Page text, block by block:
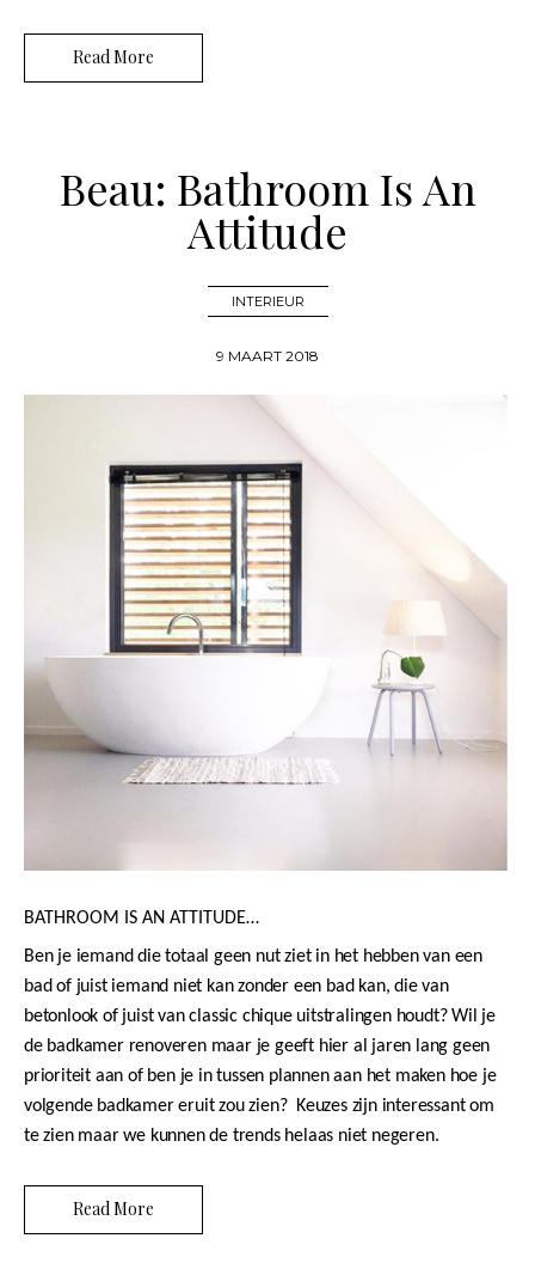
Read More
Beau: Bathroom Is An
Attitude
INTERIEUR
9 MAART 2018
BATHROOM IS AN ATTITUDE…
Ben je iemand die totaal geen nut ziet in het hebben van een
bad of juist iemand niet kan zonder een bad kan, die van
betonlook of juist van classic chique uitstralingen houdt? Wil je
de badkamer renoveren maar je geeft hier al jaren lang geen
prioriteit aan of ben je in tussen plannen aan het maken hoe je
volgende badkamer eruit zou zien? Keuzes zijn interessant om
te zien maar we kunnen de trends helaas niet negeren.
Read More